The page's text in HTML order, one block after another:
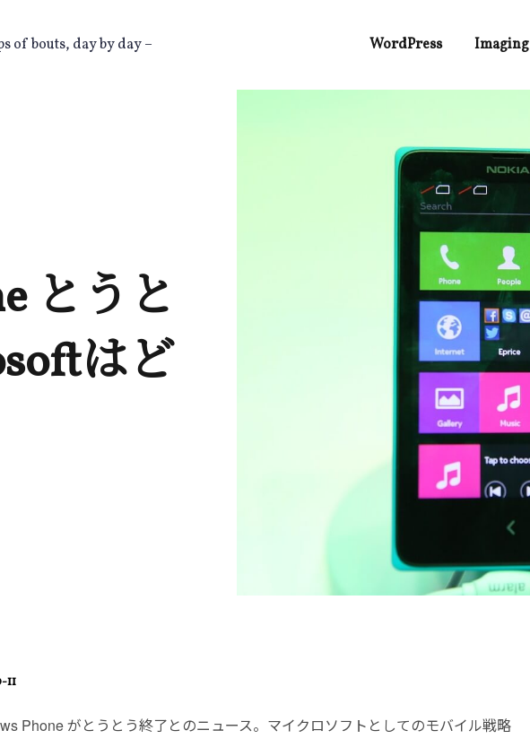
of bouts, day by day – WordPress Imaging
とうと
はど
11
Phone がとうとう終了とのニュース。マイクロソフトとしてのモバイル戦略